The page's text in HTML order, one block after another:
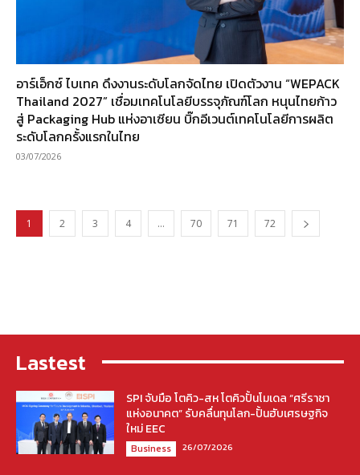
อาร์เอ็กซ์ ไบเทค ดึงงานระดับโลกจัดไทย เปิดตัวงาน “WEPACK
Thailand 2027” เชื่อมเทคโนโลยีบรรจุภัณฑ์โลก หนุนไทยก้าว
สู่ Packaging Hub แห่งอาเซียน บิ๊กอีเวนต์เทคโนโลยีการผลิต
ระดับโลกครั้งแรกในไทย
03/07/2026
1 2 3 4 … 70 71 72
Lastest
SPI จับมือ โตคิว-สห โตคิวปั้นโมเดล “ศรีราชา
แห่งอนาคต” รับคลื่นทุนโลก-ปั้นฮับเศรษฐกิจ
ใหม่ EEC
Business 26/07/2026